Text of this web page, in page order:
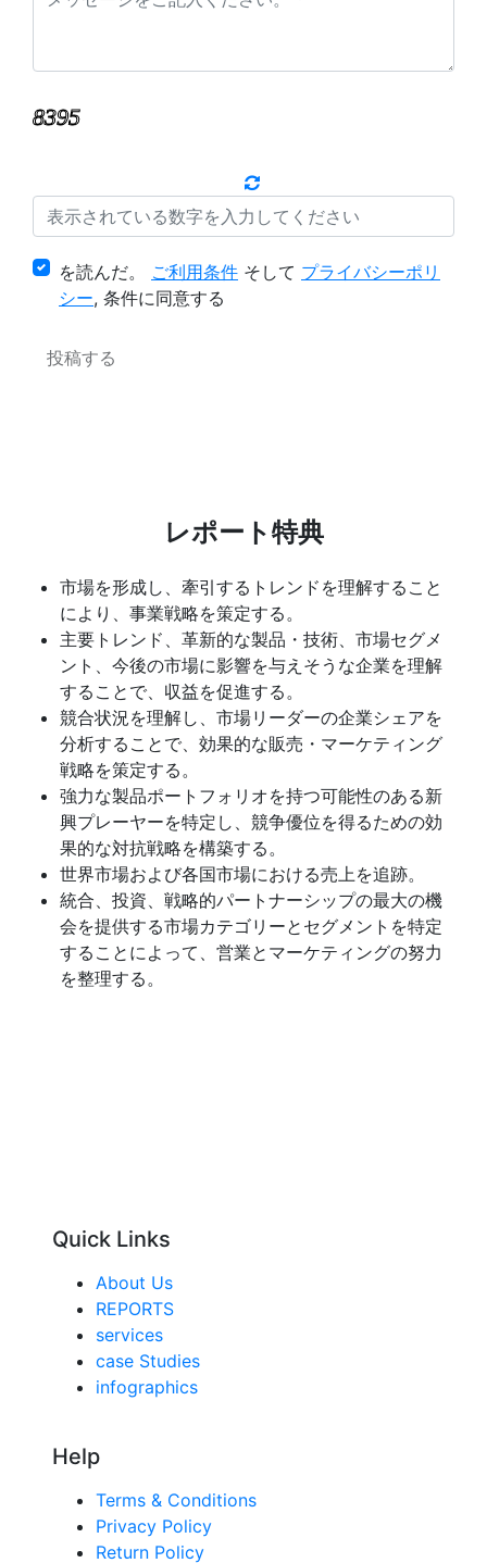
を読んだ。 ご利用条件 そして プライバシーポリ
シー, 条件に同意する
レポート特典
市場を形成し、牽引するトレンドを理解すること
により、事業戦略を策定する。
主要トレンド、革新的な製品・技術、市場セグメ
ント、今後の市場に影響を与えそうな企業を理解
することで、収益を促進する。
競合状況を理解し、市場リーダーの企業シェアを
分析することで、効果的な販売・マーケティング
戦略を策定する。
強力な製品ポートフォリオを持つ可能性のある新
興プレーヤーを特定し、競争優位を得るための効
果的な対抗戦略を構築する。
世界市場および各国市場における売上を追跡。
統合、投資、戦略的パートナーシップの最大の機
会を提供する市場カテゴリーとセグメントを特定
することによって、営業とマーケティングの努力
を整理する。
Quick Links
About Us
REPORTS
services
case Studies
infographics
Help
Terms & Conditions
Privacy Policy
Return Policy